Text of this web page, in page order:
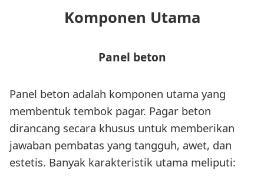
Komponen Utama
Panel beton
Panel beton adalah komponen utama yang
membentuk tembok pagar. Pagar beton
dirancang secara khusus untuk memberikan
jawaban pembatas yang tangguh, awet, dan
estetis. Banyak karakteristik utama meliputi: